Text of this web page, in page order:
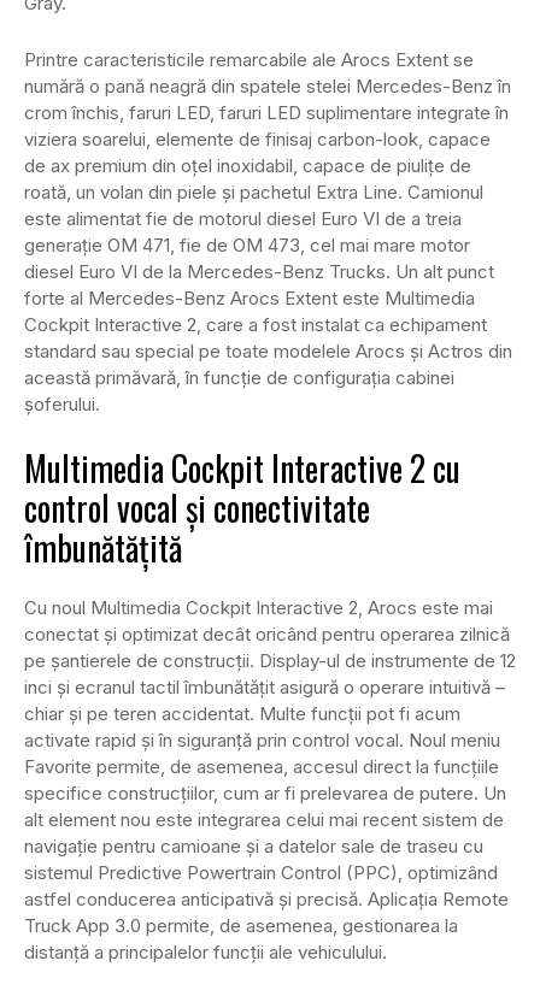
Printre caracteristicile remarcabile ale Arocs Extent se
numără o pană neagră din spatele stelei Mercedes-Benz în
crom închis, faruri LED, faruri LED suplimentare integrate în
viziera soarelui, elemente de finisaj carbon-look, capace
de ax premium din oțel inoxidabil, capace de piulițe de
roată, un volan din piele și pachetul Extra Line. Camionul
este alimentat fie de motorul diesel Euro VI de a treia
generație OM 471, fie de OM 473, cel mai mare motor
diesel Euro VI de la Mercedes-Benz Trucks. Un alt punct
forte al Mercedes-Benz Arocs Extent este Multimedia
Cockpit Interactive 2, care a fost instalat ca echipament
standard sau special pe toate modelele Arocs și Actros din
această primăvară, în funcție de configurația cabinei
șoferului.
Multimedia Cockpit Interactive 2 cu
control vocal și conectivitate
îmbunătățită
Cu noul Multimedia Cockpit Interactive 2, Arocs este mai
conectat și optimizat decât oricând pentru operarea zilnică
pe șantierele de construcții. Display-ul de instrumente de 12
inci și ecranul tactil îmbunătățit asigură o operare intuitivă –
chiar și pe teren accidentat. Multe funcții pot fi acum
activate rapid și în siguranță prin control vocal. Noul meniu
Favorite permite, de asemenea, accesul direct la funcțiile
specifice construcțiilor, cum ar fi prelevarea de putere. Un
alt element nou este integrarea celui mai recent sistem de
navigație pentru camioane și a datelor sale de traseu cu
sistemul Predictive Powertrain Control (PPC), optimizând
astfel conducerea anticipativă și precisă. Aplicația Remote
Truck App 3.0 permite, de asemenea, gestionarea la
distanță a principalelor funcții ale vehiculului.